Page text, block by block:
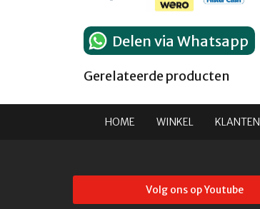
Delen via Whatsapp
Gerelateerde producten
HOME WINKEL KLANTEN
Volg ons op Youtube